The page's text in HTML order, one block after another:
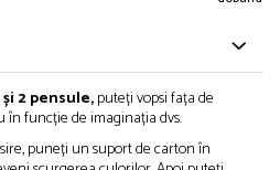
2 pensule,puteți vopsi fața de
în funcție de imaginația dvs.
puneți un suport de carton în